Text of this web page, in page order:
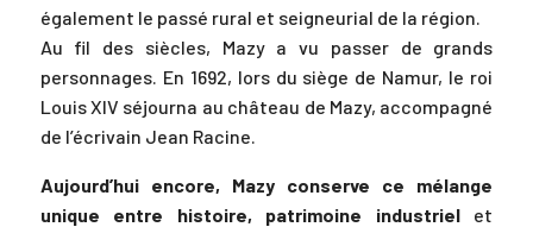
également le passé rural et seigneurial de la région.
Au fil des siècles, Mazy a vu passer de grands
personnages. En 1692, lors du siège de Namur, le roi
Louis XIV séjourna au château de Mazy, accompagné
de l’écrivain Jean Racine.
Aujourd’hui encore, Mazy conserve ce mélange
unique entre histoire, patrimoine industrielet